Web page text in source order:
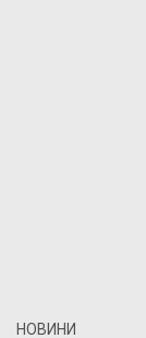
НОВИНИ